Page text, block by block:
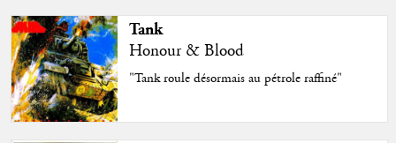
Tank
Honour & Blood
"Tank roule désormais au pétrole raffiné"